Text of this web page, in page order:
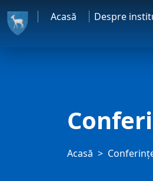
Acasă Despre
Acasă